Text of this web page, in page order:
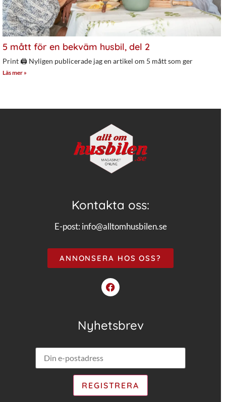
5 mått för en bekväm husbil, del 2
Print 🖨 Nyligen publicerade jag en artikel om 5 mått som ger
Läs mer »
Kontakta oss:
E-post: info@alltomhusbilen.se
ANNONSERA HOS OSS?
Nyhetsbrev